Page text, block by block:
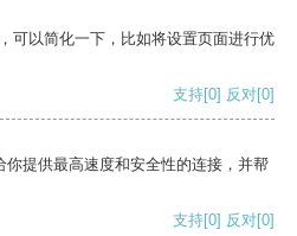
可以简化一下，比如将设置页面进行优
支持[0] 反对[0]
提供最高速度和安全性的连接，并帮
支持[0] 反对[0]